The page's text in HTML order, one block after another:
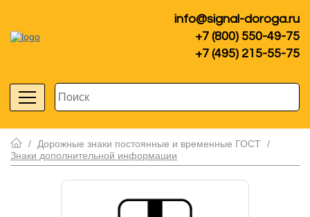
info@signal-doroga.ru
+7 (800) 550-49-75
+7 (495) 215-55-75
/ Дорожные знаки постоянные и временные ГОСТ /
Знаки дополнительной информации